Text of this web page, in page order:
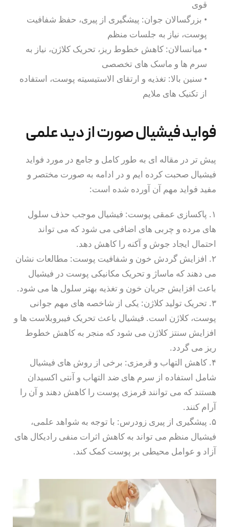
اخبار دوره های آموزشی
درباره ما
قوی
• بزرگسالان جوان: پیشگیری از پیری، حفظ شفافیت
پوست، نیاز به جلسات منظم
• میانسالان: کاهش خطوط ریز، تحریک کلاژن، نیاز به
سرم ها و ماسک های تخصصی
• سنین بالا: تغذیه و ارتقای الاستیسیته پوست، استفاده
از تکنیک های ملایم
فواید فیشیال صورت از دید علمی
پیش تر در مقاله ای به طور کامل و جامع در مورد فواید
فیشیال صحبت کرده ایم و در ادامه به صورت مختصر و
مفید فواید مهم آن آورده شده است:
۱. پاکسازی عمقی پوست: فیشیال موجب حذف سلول
های مرده و چربی های اضافی می شود که می تواند
احتمال ایجاد جوش و آکنه را کاهش دهد.
۲. افزایش گردش خون و شفافیت پوست: مطالعات نشان
می دهند که ماساژ و تحریک مکانیکی پوست در فیشیال
باعث افزایش جریان خون و تغذیه بهتر سلول ها می شود.
۳. تحریک تولید کلاژن: یکی از شاخصه های مهم جوانی
پوست، کلاژن است. فیشیال باعث تحریک فیبروبلاست ها و
افزایش سنتز کلاژن می شود که منجر به کاهش خطوط
ریز می گردد.
۴. کاهش التهاب و قرمزی: برخی از روش های فیشیال
شامل استفاده از سرم های ضد التهاب و آنتی اکسیدان
هستند که می توانند قرمزی پوست را کاهش دهند و آن را
آرام کنند.
۵. پیشگیری از پیری زودرس: با توجه به شواهد علمی،
فیشیال منظم می تواند به کاهش اثرات منفی رادیکال های
آزاد و عوامل محیطی بر پوست کمک کند.